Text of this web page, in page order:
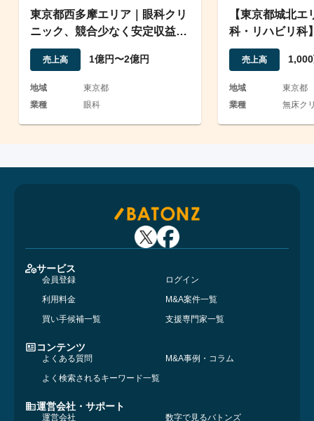
東京都西多摩エリア｜眼科クリ
ニック、競合少なく安定収益
2300万円
売上高 1億円〜2億円
地域
東京都
業種
眼科
【東京都城北エ
科・リハビリ科
用が可能な立地
売上高
地域
東京都
業種
無床ク
サービス
会員登録
ログイン
利用料金
M&A案件一覧
買い手候補一覧
支援専門家一覧
コンテンツ
よくある質問
M&A事例・コラム
よく検索されるキーワード一覧
運営会社・サポート
運営会社
数字で見るバトンズ